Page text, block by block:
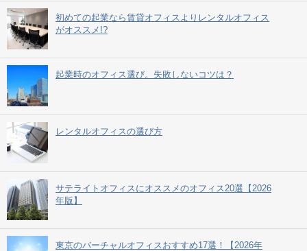
初めての起業なら賃貸オフィスよりレンタルオフィス
がオススメ!?
起業時のオフィス選び。失敗しないコツは？
レンタルオフィスの選び方
サテライトオフィスにオススメのオフィス20選【2026
年版】
東京のバーチャルオフィスおすすめ17選！【2026年